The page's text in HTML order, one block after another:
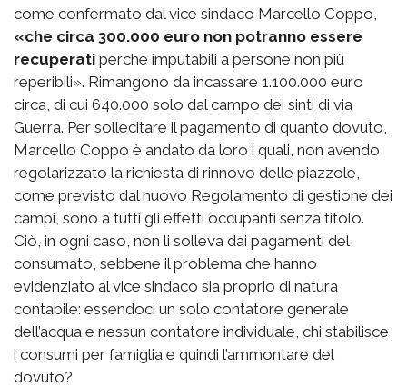
come confermato dal vice sindaco Marcello Coppo,
«che circa 300.000 euro non potranno essere
recuperati perché imputabili a persone non più
reperibili». Rimangono da incassare 1.100.000 euro
circa, di cui 640.000 solo dal campo dei sinti di via
Guerra. Per sollecitare il pagamento di quanto dovuto,
Marcello Coppo è andato da loro i quali, non avendo
regolarizzato la richiesta di rinnovo delle piazzole,
come previsto dal nuovo Regolamento di gestione dei
campi, sono a tutti gli effetti occupanti senza titolo.
Ciò, in ogni caso, non li solleva dai pagamenti del
consumato, sebbene il problema che hanno
evidenziato al vice sindaco sia proprio di natura
contabile: essendoci un solo contatore generale
dell’acqua e nessun contatore individuale, chi stabilisce
i consumi per famiglia e quindi l’ammontare del
dovuto?